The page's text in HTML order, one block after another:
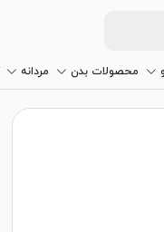
محصولات بدن مردانه